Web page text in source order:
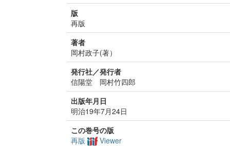
版
再版
著者
岡村政子(著）
発行社／発行者
信陽堂 岡村竹四郎
出版年月日
明治19年7月24日
この巻号の版
再版
Viewer